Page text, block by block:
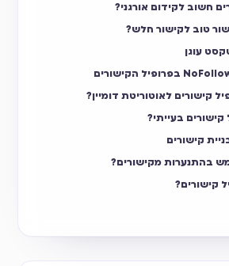
חשוב לקידום אורגני?
טוב לקישור חלש?
עוגן
קישורים לאוטוריטת דומיין?
בעייתי?
קישורים
בהתנערות מקישורים?
קישורים?